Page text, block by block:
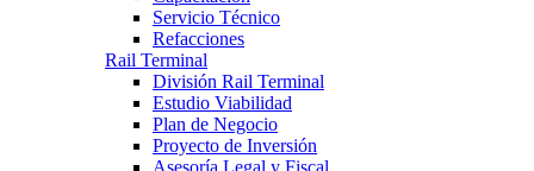
Servicio Técnico
Refacciones
Rail Terminal
División Rail Terminal
Estudio Viabilidad
Plan de Negocio
Proyecto de Inversión
Asesoría Legal y Fiscal